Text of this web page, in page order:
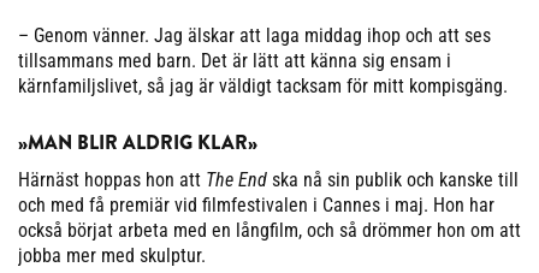
– Genom vänner. Jag älskar att laga middag ihop och att ses
tillsammans med barn. Det är lätt att känna sig ensam i
kärnfamiljslivet, så jag är väldigt tacksam för mitt kompisgäng.
»MAN BLIR ALDRIG KLAR»
Härnäst hoppas hon att The End ska nå sin publik och kanske till
och med få premiär vid filmfestivalen i Cannes i maj. Hon har
också börjat arbeta med en långfilm, och så drömmer hon om att
jobba mer med skulptur.